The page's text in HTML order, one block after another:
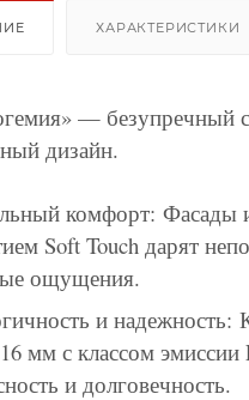
ХАРАКТЕРИСТИКИ
— безупречный
дизайн.
комфорт:
Soft Touch дарят
ощущения.
и надежность:
мм с классом эмиссии
и долговечность.